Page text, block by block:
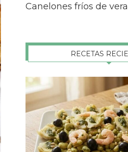
Canelones fríos de
RECETAS